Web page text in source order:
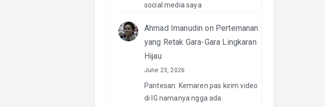
social media saya
Ahmad Imanudin on Pertemanan
yang Retak Gara-Gara Lingkaran
Hijau
June 23, 2026
Pantesan. Kemaren pas kirim video
di IG namanya ngga ada.